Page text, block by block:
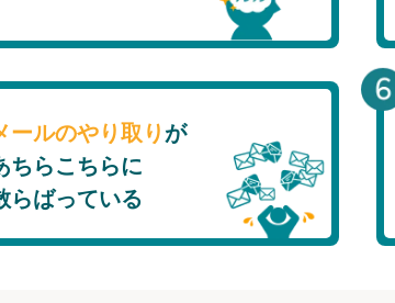
ールのやり取り が
ちらこちらに
らばっている